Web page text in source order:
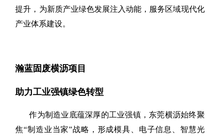
提升，为新质产业绿色发展注入动能，服务区域现代化
产业体系建设。
瀚蓝固废横沥项目
助力工业强镇绿色转型
作为制造业底蕴深厚的工业强镇，东莞横沥始终聚
焦“制造业当家”战略，形成模具、电子信息、智慧光